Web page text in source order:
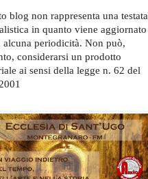
blog non rappresenta una testata
in quanto viene aggiornato
alcuna periodicità. Non può,
considerarsi un prodotto
ai sensi della legge n. 62 del